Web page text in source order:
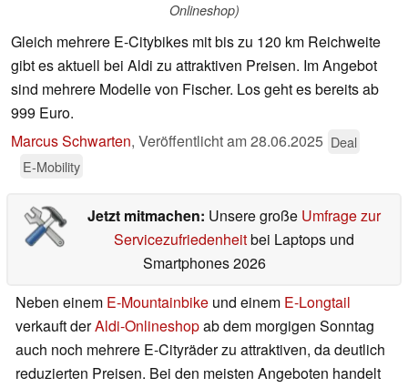
Onlineshop)
Gleich mehrere E-Citybikes mit bis zu 120 km Reichweite
gibt es aktuell bei Aldi zu attraktiven Preisen. Im Angebot
sind mehrere Modelle von Fischer. Los geht es bereits ab
999 Euro.
Marcus Schwarten, Veröffentlicht am28.06.2025 Deal
E-Mobility
Jetzt mitmachen: Unsere große Umfrage zur
Servicezufriedenheitbei Laptops und
Smartphones 2026
Neben einem E-Mountainbike und einem E-Longtail
verkauft derAldi-Onlineshopab dem morgigen Sonntag
auch noch mehrere E-Cityräder zu attraktiven, da deutlich
reduzierten Preisen. Bei den meisten Angeboten handelt